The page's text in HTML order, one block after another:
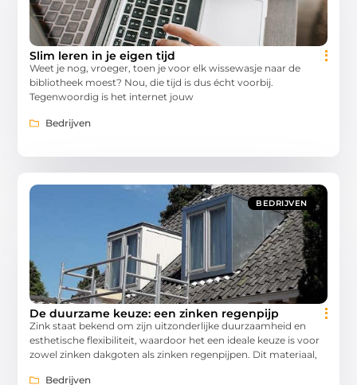
Slim leren in je eigen tijd
Weet je nog, vroeger, toen je voor elk wissewasje naar de
bibliotheek moest? Nou, die tijd is dus écht voorbij.
Tegenwoordig is het internet jouw
Bedrijven
BEDRIJVEN
De duurzame keuze: een zinken regenpijp
Zink staat bekend om zijn uitzonderlijke duurzaamheid en
esthetische flexibiliteit, waardoor het een ideale keuze is voor
zowel zinken dakgoten als zinken regenpijpen. Dit materiaal,
Bedrijven